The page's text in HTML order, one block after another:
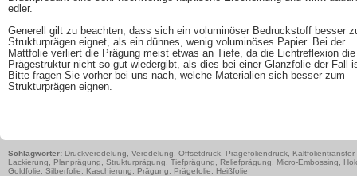
edler.
Generell gilt zu beachten, dass sich ein voluminöser Bedruckstoff besser
Strukturprägen eignet, als ein dünnes, wenig voluminöses Papier. Bei der
Mattfolie verliert die Prägung meist etwas an Tiefe, da die Lichtreflexion die
Prägestruktur nicht so gut wiedergibt, als dies bei einer Glanzfolie der Fall
Bitte fragen Sie vorher bei uns nach, welche Materialien sich besser zum
Strukturprägen eignen.
Schlagwörter: Druckveredelung, Veredelung, Offsetdruck, Prägefoliendruck,
Lackierung, Planprägung, Strukturprägung, Tiefprägung, Reliefprägung, Micro-Embossing,
Goldfolie, Silberfolie, Kaschierung, Prägung, Prägefolie, Heißfolie